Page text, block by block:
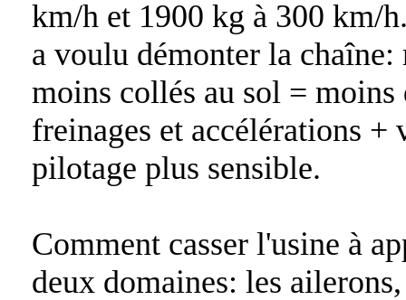
km/h et 1900 kg à 300 km/
a voulu démonter la
moins collés au sol = moins
freinages et accélérations +
pilotage plus sensible.
Comment casser l'usine à
deux domaines: les